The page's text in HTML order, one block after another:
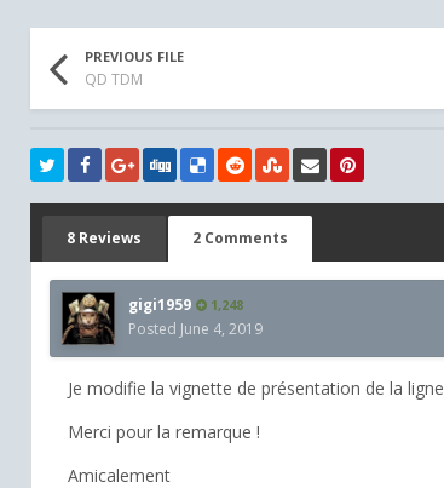
PREVIOUS FILE
QD TDM
8 Reviews 2 Comments
gigi1959 1,248
Posted June 4, 2019
Je modifie la vignette de présentation de la ligne
Merci pour la remarque !
Amicalement